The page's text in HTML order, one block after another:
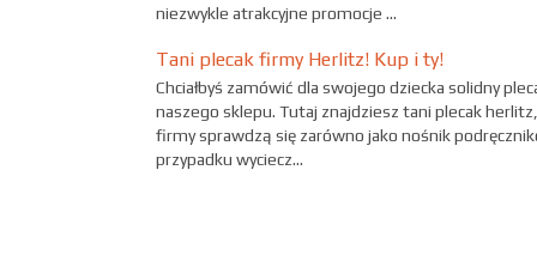
niezwykle atrakcyjne promocje ...
Tani plecak firmy Herlitz! Kup i ty!
Chciałbyś zamówić dla swojego dziecka solidny
naszego sklepu. Tutaj znajdziesz tani plecak
firmy sprawdzą się zarówno jako nośnik
przypadku wyciecz...